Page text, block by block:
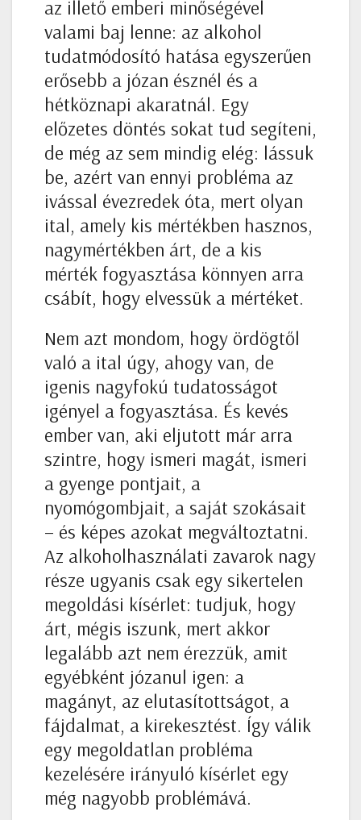
az illető emberi minőségével
valami baj lenne: az alkohol
tudatmódosító hatása egyszerűen
erősebb a józan észnél és a
hétköznapi akaratnál. Egy
előzetes döntés sokat tud segíteni,
de még az sem mindig elég: lássuk
be, azért van ennyi probléma az
ivással évezredek óta, mert olyan
ital, amely kis mértékben hasznos,
nagymértékben árt, de a kis
mérték fogyasztása könnyen arra
csábít, hogy elvessük a mértéket.
Nem azt mondom, hogy ördögtől
való a ital úgy, ahogy van, de
igenis nagyfokú tudatosságot
igényel a fogyasztása. És kevés
ember van, aki eljutott már arra
szintre, hogy ismeri magát, ismeri
a gyenge pontjait, a
nyomógombjait, a saját szokásait
– és képes azokat megváltoztatni.
Az alkoholhasználati zavarok nagy
része ugyanis csak egy sikertelen
megoldási kísérlet: tudjuk, hogy
árt, mégis iszunk, mert akkor
legalább azt nem érezzük, amit
egyébként józanul igen: a
magányt, az elutasítottságot, a
fájdalmat, a kirekesztést. Így válik
egy megoldatlan probléma
kezelésére irányuló kísérlet egy
még nagyobb problémává.